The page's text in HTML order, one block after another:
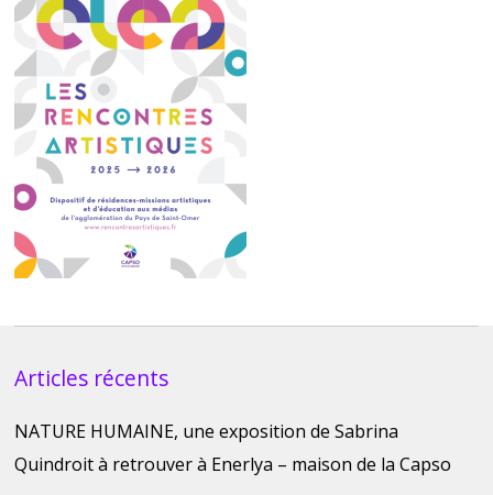
Articles récents
NATURE HUMAINE, une exposition de Sabrina
Quindroit à retrouver à Enerlya – maison de la Capso